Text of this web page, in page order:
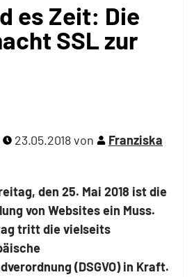
es Zeit: Die
SSL zur
23.05.2018von
Franziska
den 25. Mai 2018 ist die
von Websites ein Muss.
tritt die vielseits
(DSGVO) in Kraft.